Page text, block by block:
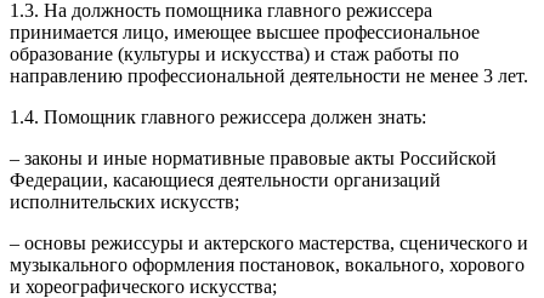
1.3. На должность помощника главного режиссера
принимается лицо, имеющее высшее профессиональное
образование (культуры и искусства) и стаж работы по
направлению профессиональной деятельности не менее 3 лет.
1.4. Помощник главного режиссера должен знать:
– законы и иные нормативные правовые акты Российской
Федерации, касающиеся деятельности организаций
исполнительских искусств;
– основы режиссуры и актерского мастерства, сценического и
музыкального оформления постановок, вокального, хорового
и хореографического искусства;